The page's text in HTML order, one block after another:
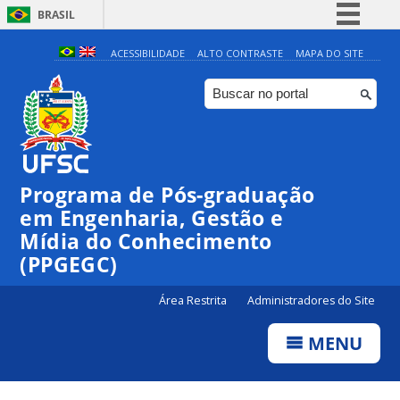
BRASIL
Simplifique!
Comunica BR
Participe
Canais
ACESSIBILIDADE ALTO CONTRASTE MAPA DO SITE
Programa de Pós-graduação
em Engenharia, Gestão e
Mídia do Conhecimento
(PPGEGC)
Área Restrita Administradores do Site
MENU